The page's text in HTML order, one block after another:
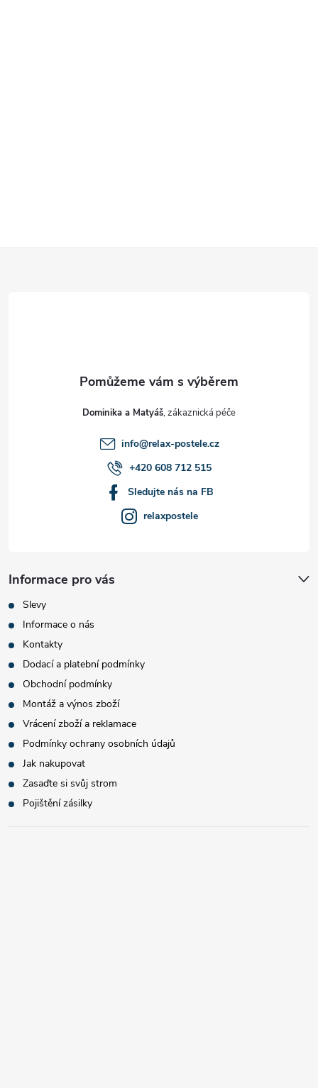
Dominika a Matyáš
info@relax-postele.cz
+420 608 712 515
Sledujte nás na FB
relaxpostele
Informace pro vás
Slevy
Informace o nás
Kontakty
Dodací a platební podmínky
Obchodní podmínky
Montáž a výnos zboží
Vrácení zboží a reklamace
Podmínky ochrany osobních údajů
Jak nakupovat
Zasaďte si svůj strom
Pojištění zásilky